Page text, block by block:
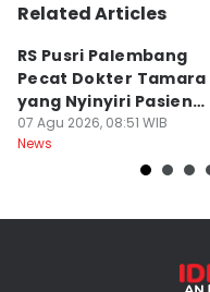
Related Articles
RS Pusri Palembang
Pecat Dokter Tamara
yang Nyinyiri Pasien
Yurizal
07 Agu 2026, 08:51 WIB
News